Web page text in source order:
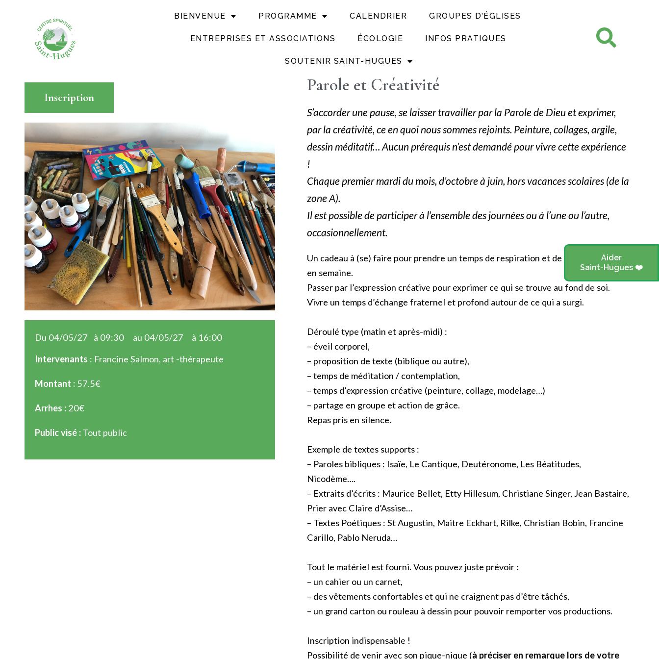
BIENVENUE PROGRAMME CALENDRIER GROUPES D’ÉGLISES
ENTREPRISES ET ASSOCIATIONS ÉCOLOGIE INFOS PRATIQUES
SOUTENIR SAINT-HUGUES
Aider
Saint-Hugues ❤️
Inscription
Du 04/05/27 à 09:30 au 04/05/27 à 16:00
Intervenants : Francine Salmon, art -thérapeute
Montant : 57.5€
Arrhes : 20€
Public visé : Tout public
Parole et Créativité
S’accorder une pause, se laisser travailler par la Parole de Dieu et exprimer,
par la créativité, ce en quoi nous sommes rejoints. Peinture, collages, argile,
dessin méditatif… Aucun prérequis n’est demandé pour vivre cette expérience
!
Chaque premier mardi du mois, d’octobre à juin, hors vacances scolaires (de la
zone A).
Il est possible de participer à l’ensemble des journées ou à l’une ou l’autre,
occasionnellement.
Un cadeau à (se) faire pour prendre un temps de respiration et de liberté, pour soi,
en semaine.
Passer par l’expression créative pour exprimer ce qui se trouve au fond de soi.
Vivre un temps d’échange fraternel et profond autour de ce qui a surgi.
Déroulé type (matin et après-midi) :
– éveil corporel,
– proposition de texte (biblique ou autre),
– temps de méditation / contemplation,
– temps d’expression créative (peinture, collage, modelage…)
– partage en groupe et action de grâce.
Repas pris en silence.
Exemple de textes supports :
– Paroles bibliques : Isaïe, Le Cantique, Deutéronome, Les Béatitudes,
Nicodème….
– Extraits d’écrits : Maurice Bellet, Etty Hillesum, Christiane Singer, Jean Bastaire,
Prier avec Claire d’Assise…
– Textes Poétiques : St Augustin, Maitre Eckhart, Rilke, Christian Bobin, Francine
Carillo, Pablo Neruda…
Tout le matériel est fourni. Vous pouvez juste prévoir :
– un cahier ou un carnet,
– des vêtements confortables et qui ne craignent pas d’être tâchés,
– un grand carton ou rouleau à dessin pour pouvoir remporter vos productions.
Inscription indispensable !
Possibilité de venir avec son pique-nique (à préciser en remarque lors de votre